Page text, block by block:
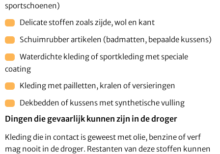
sportschoenen)
Delicate stoffen zoals zijde, wol en kant
Schuimrubber artikelen (badmatten, bepaalde kussens)
Waterdichte kleding of sportkleding met speciale
coating
Kleding met pailletten, kralen of versieringen
Dekbedden of kussens met synthetische vulling
Dingen die gevaarlijk kunnen zijn in de droger
Kleding die in contact is geweest met olie, benzine of verf
mag nooit in de droger. Restanten van deze stoffen kunnen